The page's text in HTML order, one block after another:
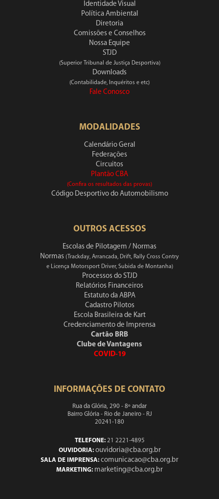
Identidade Visual
Política Ambiental
Diretoria
Comissões e Conselhos
Nossa Equipe
STJD
(Superior Tribunal de Justiça Desportiva)
Downloads
(Contabilidade, Inquéritos e etc)
Fale Conosco
MODALIDADES
Calendário Geral
Federações
Circuitos
Plantão CBA
(Confira os resultados das provas)
Código Desportivo do Automobilismo
OUTROS ACESSOS
Escolas de Pilotagem / Normas
Normas (Trackday, Arrancada, Drift, Rally Cross Contry
e Licença Motorsport Driver, Subida de Montanha)
Processos do STJD
Relatórios Financeiros
Estatuto da ABPA
Cadastro Pilotos
Escola Brasileira de Kart
Credenciamento de Imprensa
Cartão BRB
Clube de Vantagens
COVID-19
INFORMAÇÕES DE CONTATO
Rua da Glória, 290 - 8º andar
Bairro Glória - Rio de Janeiro - RJ
20241-180
TELEFONE:21 2221-4895
OUVIDORIA: ouvidoria@cba.org.br
SALA DE IMPRENSA: comunicacao@cba.org.br
MARKETING: marketing@cba.org.br